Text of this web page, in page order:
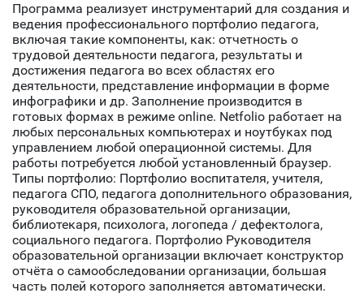
Программа реализует инструментарий для создания и
ведения профессионального портфолио педагога,
включая такие компоненты, как: отчетность о
трудовой деятельности педагога, результаты и
достижения педагога во всех областях его
деятельности, представление информации в форме
инфографики и др. Заполнение производится в
готовых формах в режиме online. Netfolio работает на
любых персональных компьютерах и ноутбуках под
управлением любой операционной системы. Для
работы потребуется любой установленный браузер.
Типы портфолио: Портфолио воспитателя, учителя,
педагога СПО, педагога дополнительного образования,
руководителя образовательной организации,
библиотекаря, психолога, логопеда / дефектолога,
социального педагога. Портфолио Руководителя
образовательной организации включает конструктор
отчёта о самообследовании организации, большая
часть полей которого заполняется автоматически.